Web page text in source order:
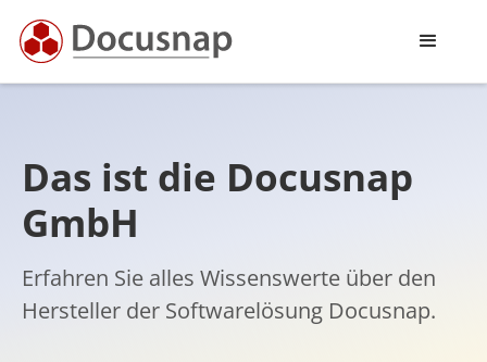
Das ist die Docusnap
GmbH
Erfahren Sie alles Wissenswerte über den
Hersteller der Softwarelösung Docusnap.